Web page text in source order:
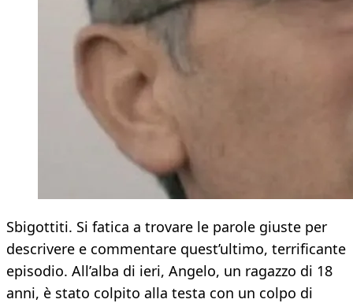
Sbigottiti. Si fatica a trovare le parole giuste per
descrivere e commentare quest’ultimo, terrificante
episodio. All’alba di ieri, Angelo, un ragazzo di 18
anni, è stato colpito alla testa con un colpo di